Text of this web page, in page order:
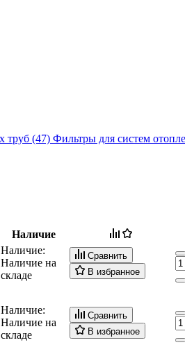
труб (47) Фильтры для систем
Наличие
Наличие:
Наличие на
складе
Сравнить
В избранное
Наличие:
Наличие на
складе
Сравнить
В избранное